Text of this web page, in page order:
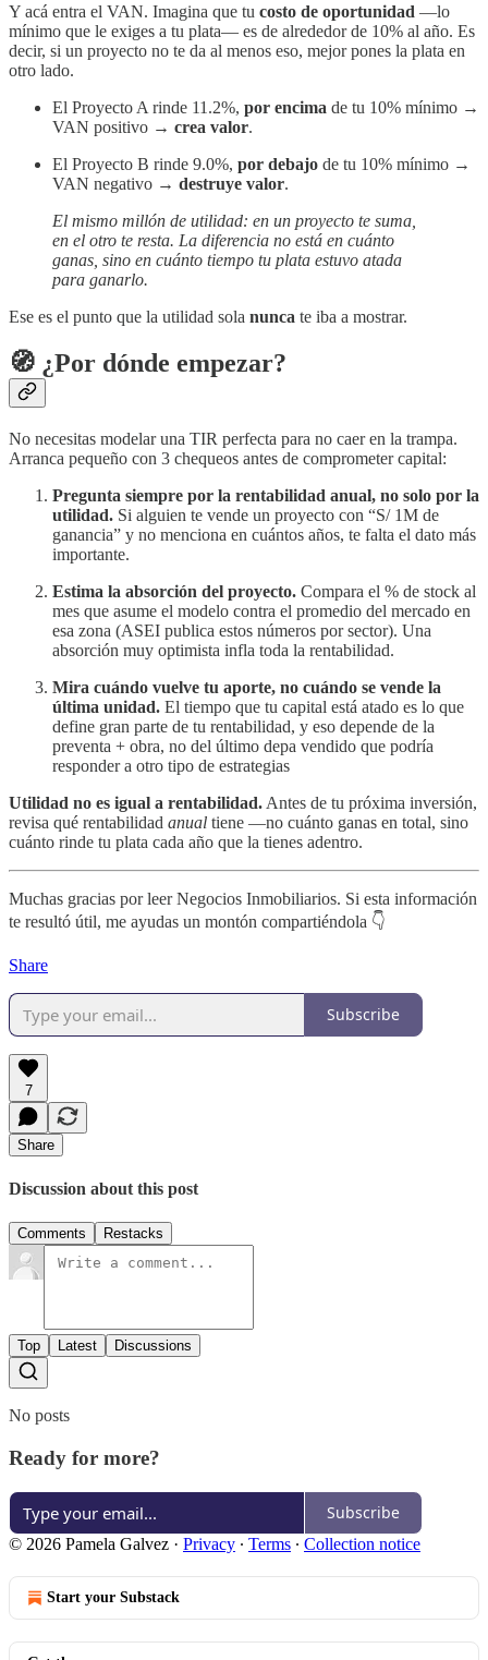
Y acá entra el VAN. Imagina que tu costo de oportunidad —lo
mínimo que le exiges a tu plata— es de alrededor de 10% al año. Es
decir, si un proyecto no te da al menos eso, mejor pones la plata en
otro lado.
El Proyecto A rinde 11.2%, por encima de tu 10% mínimo →
VAN positivo → crea valor.
El Proyecto B rinde 9.0%, por debajo de tu 10% mínimo →
VAN negativo → destruye valor.
El mismo millón de utilidad: en un proyecto te suma,
en el otro te resta. La diferencia no está en cuánto
ganas, sino en cuánto tiempo tu plata estuvo atada
para ganarlo.
Ese es el punto que la utilidad sola nunca te iba a mostrar.
🧭 ¿Por dónde empezar?
No necesitas modelar una TIR perfecta para no caer en la trampa.
Arranca pequeño con 3 chequeos antes de comprometer capital:
Pregunta siempre por la rentabilidad anual, no solo por la
utilidad. Si alguien te vende un proyecto con “S/ 1M de
ganancia” y no menciona en cuántos años, te falta el dato más
importante.
Estima la absorción del proyecto. Compara el % de stock al
mes que asume el modelo contra el promedio del mercado en
esa zona (ASEI publica estos números por sector). Una
absorción muy optimista infla toda la rentabilidad.
Mira cuándo vuelve tu aporte, no cuándo se vende la
última unidad. El tiempo que tu capital está atado es lo que
define gran parte de tu rentabilidad, y eso depende de la
preventa + obra, no del último depa vendido que podría
responder a otro tipo de estrategias
Utilidad no es igual a rentabilidad. Antes de tu próxima inversión,
revisa qué rentabilidad anual tiene —no cuánto ganas en total, sino
cuánto rinde tu plata cada año que la tienes adentro.
Muchas gracias por leer Negocios Inmobiliarios. Si esta información
te resultó útil, me ayudas un montón compartiéndola 👇
Share
Subscribe
7
Share
Discussion about this post
Comments Restacks
Top Latest Discussions
No posts
Ready for more?
Subscribe
© 2026 Pamela Galvez · Privacy ∙ Terms ∙ Collection notice
Start your Substack